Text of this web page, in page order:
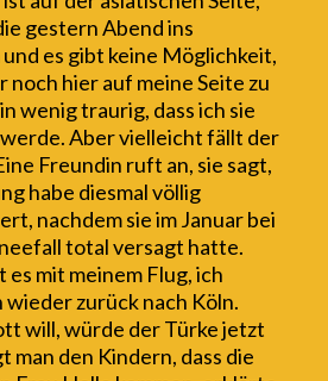
gestern Abend ins
und es gibt keine Möglichkeit,
noch hier auf meine Seite zu
wenig traurig, dass ich sie
Aber vielleicht fällt der
Freundin ruft an, sie sagt,
habe diesmal völlig
nachdem sie im Januar bei
total versagt hatte.
es mit meinem Flug, ich
zurück nach Köln.
will, würde der Türke jetzt
man den Kindern, dass die